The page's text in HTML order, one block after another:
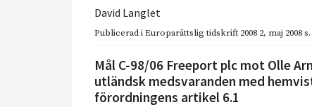
David Langlet
Publicerad iEuroparättslig tidskrift 2008 2, maj 2008
Mål C-98/06 Freeport plc mot Olle
utländsk medsvaranden med
förordningens artikel 6.1